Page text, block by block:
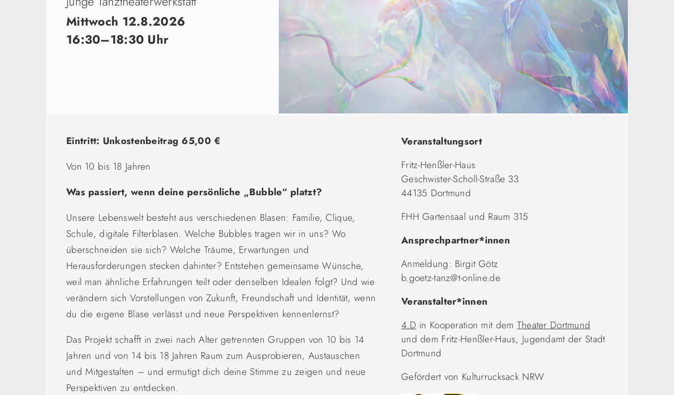
Mittwoch 12.8.2026
16:30–18:30 Uhr
Eintritt: Unkostenbeitrag 65,00 €
Von 10 bis 18 Jahren
Was passiert, wenn deine persönliche „Bubble“ platzt?
Unsere Lebenswelt besteht aus verschiedenen Blasen: Familie, Clique,
Schule, digitale Filterblasen. Welche Bubbles tragen wir in uns? Wo
überschneiden sie sich? Welche Träume, Erwartungen und
Herausforderungen stecken dahinter? Entstehen gemeinsame Wünsche,
weil man ähnliche Erfahrungen teilt oder denselben Idealen folgt? Und wie
verändern sich Vorstellungen von Zukunft, Freundschaft und Identität, wenn
du die eigene Blase verlässt und neue Perspektiven kennenlernst?
Das Projekt schafft in zwei nach Alter getrennten Gruppen von 10 bis 14
Jahren und von 14 bis 18 Jahren Raum zum Ausprobieren, Austauschen
und Mitgestalten – und ermutigt dich deine Stimme zu zeigen und neue
Perspektiven zu entdecken.
Veranstaltungsort
Fritz-Henßler-Haus
Geschwister-Scholl-Straße 33
44135 Dortmund
FHH Gartensaal und Raum 315
Ansprechpartner*innen
Anmeldung: Birgit Götz
b.goetz-tanz@t-online.de
Veranstalter*innen
4.D in Kooperation mit dem Theater Dortmund
und dem Fritz-Henßler-Haus, Jugendamt der Stadt
Dortmund
Gefördert von Kulturrucksack NRW